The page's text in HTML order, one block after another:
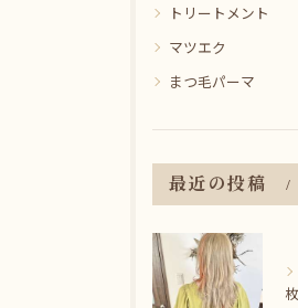
トリートメント
マツエク
まつ毛パーマ
最近の投稿